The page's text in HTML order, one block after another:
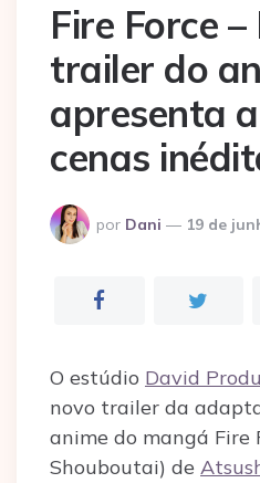
Fire Force
trailer do
apresenta
cenas
Postado
por
por Dani 19 de
O estúdio David
novo trailer da
anime do mangá Fire
Shouboutai) de